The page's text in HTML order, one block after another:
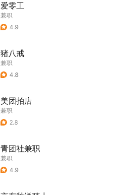
爱零工
兼职
4.9
猪八戒
兼职
4.8
美团拍店
兼职
2.8
青团社兼职
兼职
4.9